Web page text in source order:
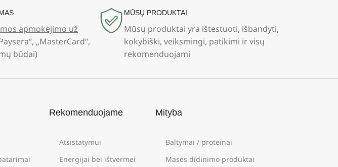
apmokėjimo už
„MasterCard“,
būdai)
MŪSŲ PRODUKTAI
Mūsų produktai yra ištestuoti, išbandyti,
kokybiški, veiksmingi, patikimi ir visų
rekomenduojami
Rekomenduojame
Atsistatymui
Energijai bei ištvermei
Mityba
Baltymai / proteinai
Masės didinimo produktai